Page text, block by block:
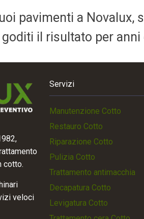
pavimenti a
il risultato per
cotto.
veloci
Servizi
Manutenzione Cotto
Restauro Cotto
Riparazione Cotto
Pulizia Cotto
Trattamento antimacchia
Decapatura Cotto
Levigatura Cotto